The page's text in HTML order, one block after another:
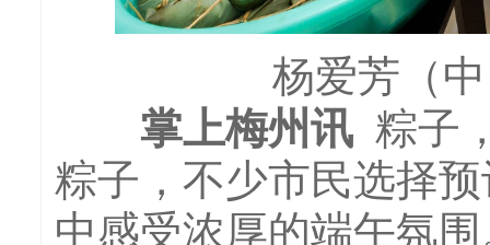
杨爱芳（
掌上梅州讯 粽子
粽子，不少市民选择
中感受浓厚的端午氛